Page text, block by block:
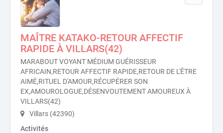
MAÎTRE KATAKO-RETOUR AFFECTIF
RAPIDE À VILLARS(42)
MARABOUT VOYANT MÉDIUM GUÉRISSEUR
AFRICAIN,RETOUR AFFECTIF RAPIDE,RETOUR DE L'ÊTRE
AIMÉ,RITUEL D'AMOUR,RÉCUPÉRER SON
EX,AMOUROLOGUE,DÉSENVOUTEMENT AMOUREUX À
VILLARS(42)
Villars (42390)
Activités